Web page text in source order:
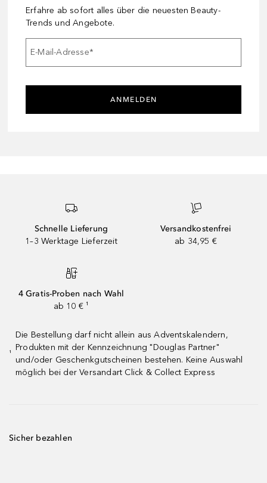
Erfahre ab sofort alles über die neuesten Beauty-
Trends und Angebote.
E-Mail-Adresse*
ANMELDEN
Schnelle Lieferung
1–3 Werktage Lieferzeit
Versandkostenfrei
ab 34,95 €
4 Gratis-Proben nach Wahl
ab 10 € ¹
¹
Die Bestellung darf nicht allein aus Adventskalendern,
Produkten mit der Kennzeichnung "Douglas Partner"
und/oder Geschenkgutscheinen bestehen. Keine Auswahl
möglich bei der Versandart Click & Collect Express
Sicher bezahlen